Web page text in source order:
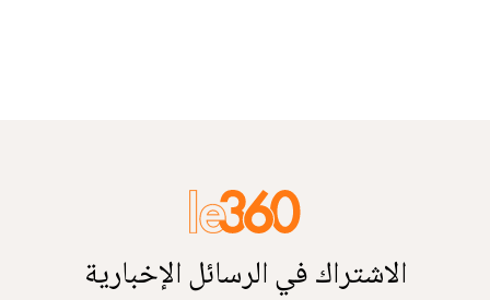
الاشتراك في الرسائل الإخبارية